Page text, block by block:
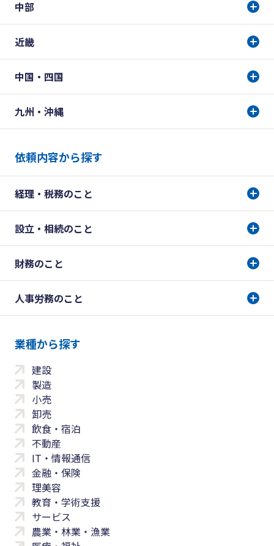
中部
近畿
中国・四国
九州・沖縄
依頼内容から探す
経理・税務のこと
設立・相続のこと
財務のこと
人事労務のこと
業種から探す
建設
製造
小売
卸売
飲食・宿泊
不動産
IT・情報通信
金融・保険
理美容
教育・学術支援
サービス
農業・林業・漁業